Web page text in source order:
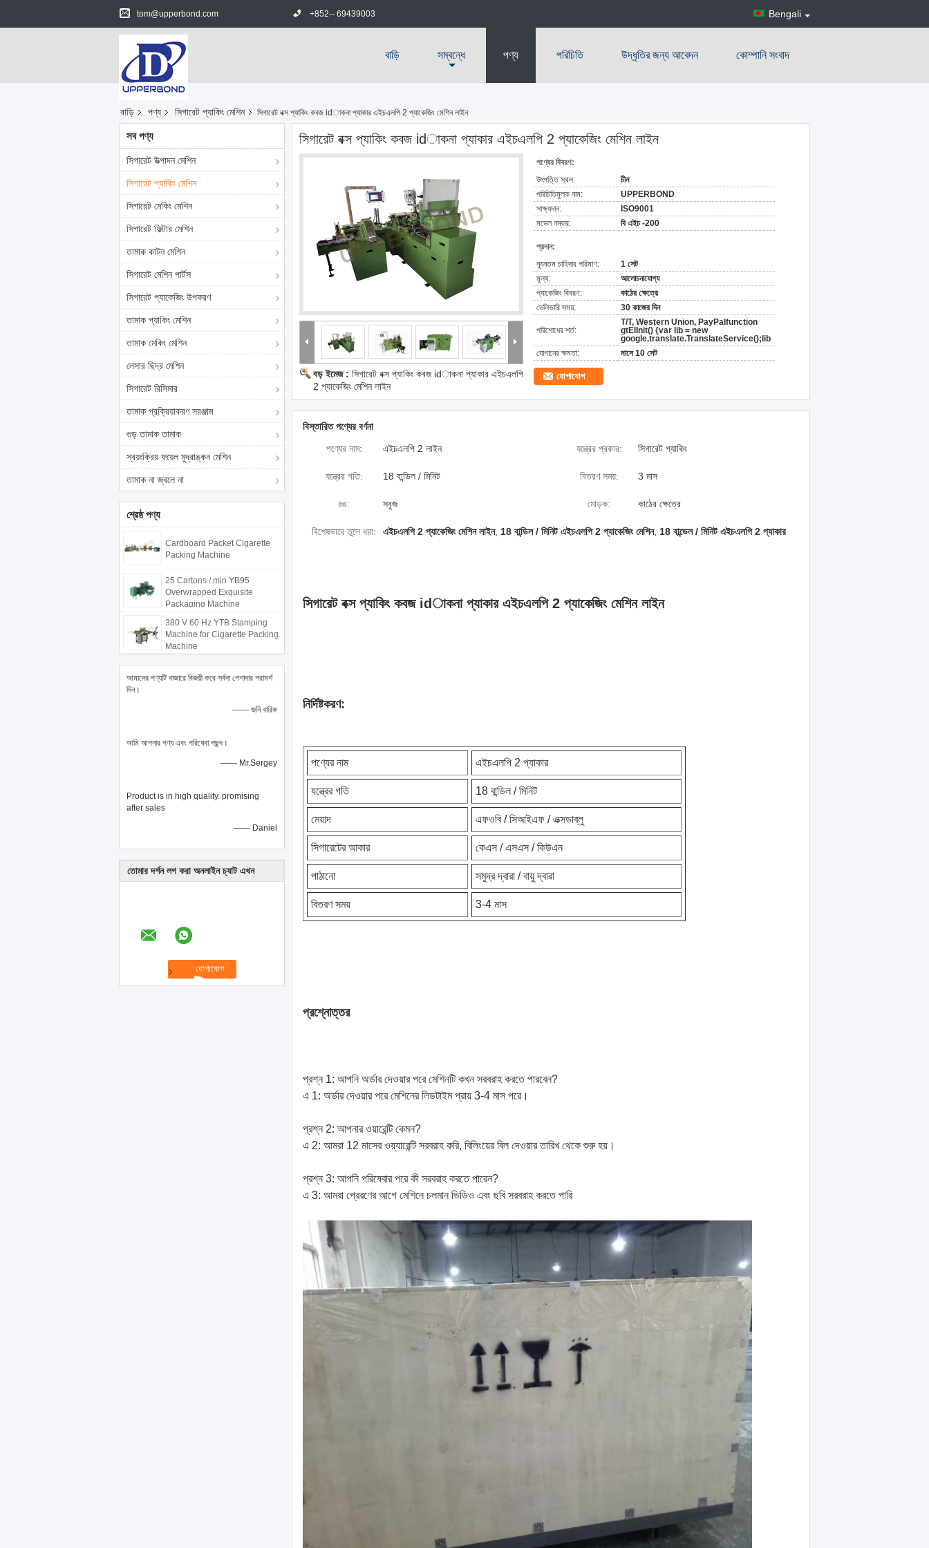
tom@upperbond.com +852-- 69439003 Bengali
বাড়ি সম্বন্ধে পণ্য পরিচিতি উদ্ধৃতির জন্য আবেদন কোম্পানি সংবাদ
বাড়ি পণ্য সিগারেট প্যাকিং মেশিন সিগারেট বক্স প্যাকিং কবজ idাকনা প্যাকার এইচএলপি 2 প্যাকেজিং মেশিন লাইন
সব পণ্য
সিগারেট উত্পাদন মেশিন
সিগারেট প্যাকিং মেশিন
সিগারেট মেকিং মেশিন
সিগারেট ফিল্টার মেশিন
তামাক কাটন মেশিন
সিগারেট মেশিন পার্টস
সিগারেট প্যাকেজিং উপকরণ
তামাক প্যাকিং মেশিন
তামাক মেকিং মেশিন
লেসার ছিদ্র মেশিন
সিগারেট রিসিমার
তামাক প্রক্রিয়াকরণ সরঞ্জাম
গুড় তামাক তামাক
স্বয়ংক্রিয় ফয়েল মুদ্রাঙ্কন মেশিন
তামাক না জ্বলে না
শ্রেষ্ঠ পণ্য
Cardboard Packet Cigarette
Packing Machine
25 Cartons / min YB95
Overwrapped Exquisite
Packaging Machine
380 V 60 Hz YTB Stamping
Machine for Cigarette Packing
Machine
আমাদের পণ্যটি বাজারে বিজয়ী করে সর্বদা পেশাদার পরামর্শ
দিন।
—— জনি বারিক
আমি আপনার পণ্য এবং পরিষেবা পছন্দ।
—— Mr.Sergey
Product is in high quality. promising
after sales
—— Daniel
তোমার দর্শন লগ করা অনলাইন চ্যাট এখন
সিগারেট বক্স প্যাকিং কবজ idাকনা প্যাকার এইচএলপি 2 প্যাকেজিং মেশিন লাইন
বড় ইমেজ : সিগারেট বক্স প্যাকিং কবজ idাকনা প্যাকার এইচএলপি
2 প্যাকেজিং মেশিন লাইন
পণ্যের বিবরণ:
উৎপত্তি স্থল:
চীন
পরিচিতিমুলক নাম:
UPPERBOND
সাক্ষ্যদান:
ISO9001
মডেল নম্বার:
বি এইচ -200
প্রদান:
ন্যূনতম চাহিদার পরিমাণ:
1 সেট
মূল্য:
আলোচনাযোগ্য
প্যাকেজিং বিবরণ:
কাঠের ক্ষেত্রে
ডেলিভারি সময়:
30 কাজের দিন
পরিশোধের শর্ত:
T/T, Western Union, PayPalfunction
gtElInit() {var lib = new
google.translate.TranslateService();lib
যোগানের ক্ষমতা:
মাসে 10 সেট
যোগাযোগ
বিস্তারিত পণ্যের বর্ণনা
পণ্যের নাম:
এইচএলপি 2 লাইন যন্ত্রের প্রকার: সিগারেট প্যাকিং
যন্ত্রের গতি: 18 বান্ডিল / মিনিট বিতরণ সময়: 3 মাস
রঙ: সবুজ মোড়ক: কাঠের ক্ষেত্রে
বিশেষভাবে তুলে ধরা: এইচএলপি 2 প্যাকেজিং মেশিন লাইন, 18 বান্ডিল / মিনিট এইচএলপি 2 প্যাকেজিং মেশিন, 18 বান্ডেল / মিনিট এইচএলপি 2 প্যাকার
সিগারেট বক্স প্যাকিং কবজ idাকনা প্যাকার এইচএলপি 2 প্যাকেজিং মেশিন লাইন
নির্দিষ্টকরণ:
পণ্যের নাম এইচএলপি 2 প্যাকার
যন্ত্রের গতি 18 বান্ডিল / মিনিট
মেয়াদ এফওবি / সিআইএফ / এক্সডাব্লু
সিগারেটের আকার কেএস / এসএস / কিউএন
পাঠানো সমুদ্র দ্বারা / বায়ু দ্বারা
বিতরণ সময় 3-4 মাস
প্রশ্নোত্তর
প্রশ্ন 1: আপনি অর্ডার দেওয়ার পরে মেশিনটি কখন সরবরাহ করতে পারবেন?
এ 1: অর্ডার দেওয়ার পরে মেশিনের লিডটাইম প্রায় 3-4 মাস পরে।
প্রশ্ন 2: আপনার ওয়ারেন্টি কেমন?
এ 2: আমরা 12 মাসের ওয়্যারেন্টি সরবরাহ করি, বিলিংয়ের বিল দেওয়ার তারিখ থেকে শুরু হয়।
প্রশ্ন 3: আপনি পরিষেবার পরে কী সরবরাহ করতে পারেন?
এ 3: আমরা প্রেরণের আগে মেশিনে চলমান ভিডিও এবং ছবি সরবরাহ করতে পারি